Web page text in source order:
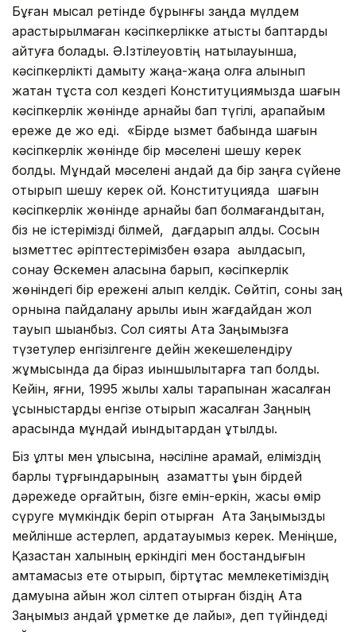
Бұған мысал ретінде бұрынғы заңда мүлдем
қарастырылмаған кәсіпкерлікке қатысты баптарды
айтуға болады. Ә.Ізтілеуовтің нақтылауынша,
кәсіпкерлікті дамыту жаңа-жаңа қолға алынып
жатқан тұста сол кездегі Конституциямызда шағын
кәсіпкерлік жөнінде арнайы бап түгілі, қарапайым
ереже де жоқ еді. «Бірде қызмет бабында шағын
кәсіпкерлік жөнінде бір мәселені шешу керек
болды. Мұндай мәселені қандай да бір заңға сүйене
отырып шешу керек қой. Конституцияда шағын
кәсіпкерлік жөнінде арнайы бап болмағандықтан,
біз не істерімізді білмей, дағдарып қалдық. Сосын
қызметтес әріптестерімізбен өзара ақылдасып,
сонау Өскемен қаласына барып, кәсіпкерлік
жөніндегі бір ережені алып келдік. Сөйтіп, соны заң
орнына пайдалану арқылы қиын жағдайдан жол
тауып шыққанбыз. Сол сияқты Ата Заңымызға
түзетулер енгізілгенге дейін жекешелендіру
жұмысында да біраз қиыншылықтарға тап болдық.
Кейін, яғни, 1995 жылы халық тарапынан жасалған
ұсыныстарды енгізе отырып жасалған Заңның
арқасында мұндай қиындықтардан құтылдық.
Біз ұлты мен ұлысына, нәсіліне қарамай, еліміздің
барлық тұрғындарының азаматтық құқын бірдей
дәрежеде қорғайтын, бізге емін-еркін, жақсы өмір
сүруге мүмкіндік беріп отырған Ата Заңымызды
мейлінше қастерлеп, ардақтауымыз керек. Меніңше,
Қазақстан халқының еркіндігі мен бостандығын
қамтамасыз ете отырып, біртұтас мемлекетіміздің
дамуына айқын жол сілтеп отырған біздің Ата
Заңымыз қандай құрметке де лайық», деп түйіндеді